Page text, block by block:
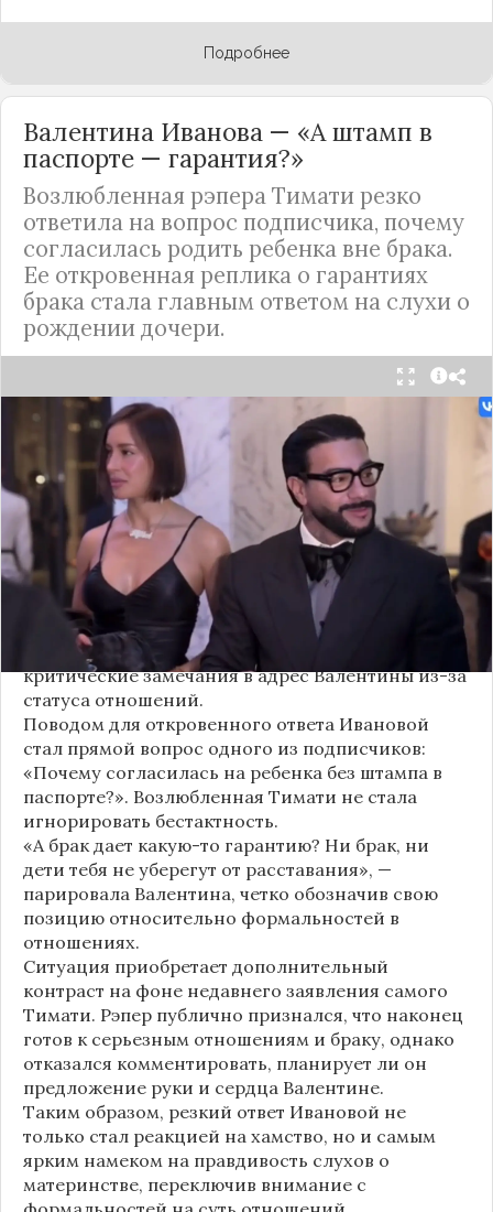
Подробнее
Валентина Иванова — «А штамп в
паспорте — гарантия?»
Возлюбленная рэпера Тимати резко
ответила на вопрос подписчика, почему
согласилась родить ребенка вне брака.
Ее откровенная реплика о гарантиях
брака стала главным ответом на слухи о
рождении дочери.
Валентина Иванова, избранница рэпера Тимати,
публично ответила на бестактный вопрос о
своем решении родить ребенка вне
официального брака. Ее резкая реакция стала
первым косвенным подтверждением слухов о
рождении дочери, ранее распространяемых
изданием «СтарХит».
Хотя сама звездная пара официально не
объявляла о пополнении, поклонники уже
засыпали их поздравлениями. Однако
некоторые комментаторы позволили себе
критические замечания в адрес Валентины из-за
статуса отношений.
Поводом для откровенного ответа Ивановой
стал прямой вопрос одного из подписчиков:
«Почему согласилась на ребенка без штампа в
паспорте?». Возлюбленная Тимати не стала
игнорировать бестактность.
«А брак дает какую-то гарантию? Ни брак, ни
дети тебя не уберегут от расставания», —
парировала Валентина, четко обозначив свою
позицию относительно формальностей в
отношениях.
Ситуация приобретает дополнительный
контраст на фоне недавнего заявления самого
Тимати. Рэпер публично признался, что наконец
готов к серьезным отношениям и браку, однако
отказался комментировать, планирует ли он
предложение руки и сердца Валентине.
Таким образом, резкий ответ Ивановой не
только стал реакцией на хамство, но и самым
ярким намеком на правдивость слухов о
материнстве, переключив внимание с